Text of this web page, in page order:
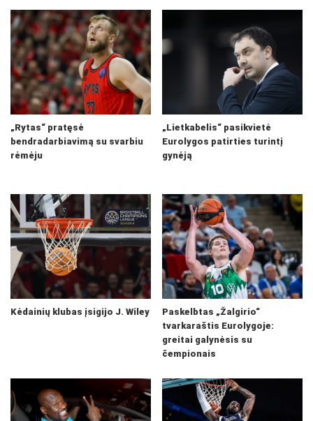
„Rytas“ pratęsė
bendradarbiavimą su svarbiu
rėmėju
„Lietkabelis“ pasikvietė
Eurolygos patirties turintį
gynėją
Kėdainių klubas įsigijo J. Wiley
Paskelbtas „Žalgirio“
tvarkaraštis Eurolygoje:
greitai galynėsis su
čempionais